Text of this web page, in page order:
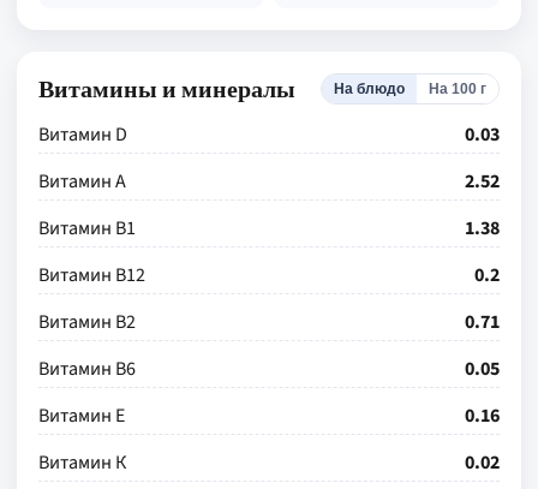
Витамины и минералы На блюдо На 100 г
Витамин D
0.03
Витамин А
2.52
Витамин В1
1.38
Витамин В12
0.2
Витамин В2
0.71
Витамин В6
0.05
Витамин Е
0.16
Витамин К
0.02